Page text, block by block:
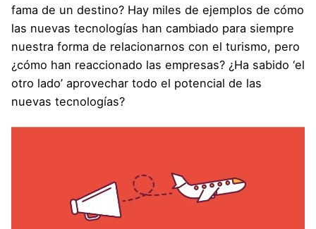
fama de un destino? Hay miles de ejemplos de cómo
las nuevas tecnologías han cambiado para siempre
nuestra forma de relacionarnos con el turismo, pero
¿cómo han reaccionado las empresas? ¿Ha sabido ‘el
otro lado’ aprovechar todo el potencial de las
nuevas tecnologías?